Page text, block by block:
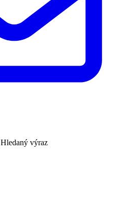
Hledaný výraz